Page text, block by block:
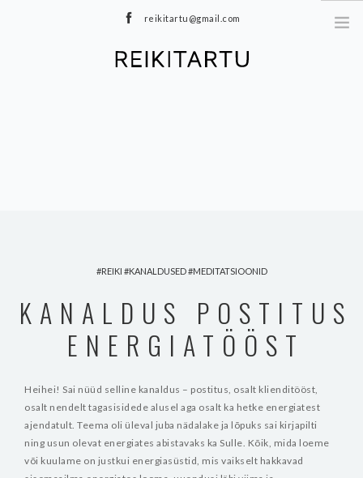
reikitartu@gmail.com
REIKI KANALDUSED MEDITATSIOONID
KANALDUS POSTITUS
ENERGIATÖÖST
Heihei! Sai nüüd selline kanaldus – postitus, osalt klienditööst,
osalt nendelt tagasisidede alusel aga osalt ka hetke energiatest
ajendatult. Teema oli üleval juba nädalake ja lõpuks sai kirjapilti
ning usun olevat energiates abistavaks ka Sulle. Kõik, mida loeme
või kuulame on justkui energiasüstid, mis vaikselt hakkavad